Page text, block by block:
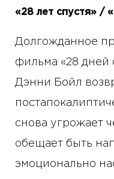
«28 лет спустя» /
Долгожданное
фильма «28 дней
Дэнни Бойл
снова угрожает
обещает быть
эмоционально